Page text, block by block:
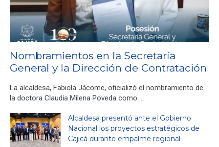
Nombramientos en la Secretaría
General y la Dirección de Contratación
La alcaldesa, Fabiola Jácome, oficializó el nombramiento de
la doctora Claudia Milena Poveda como …
Alcaldesa presentó ante el Gobierno
Nacional los proyectos estratégicos de
Cajicá durante empalme regional